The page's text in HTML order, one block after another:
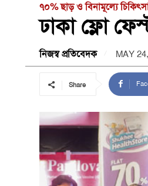
৭০% ছাড় ও বিনামূল্যে
ঢাকা ফ্লো
নিজস্ব প্রতিবেদক MAY
Share